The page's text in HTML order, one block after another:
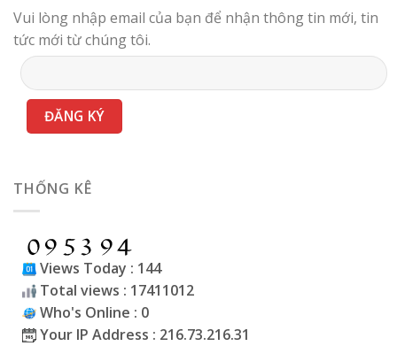
Vui lòng nhập email của bạn để nhận thông tin mới, tin
tức mới từ chúng tôi.
THỐNG KÊ
Views Today : 144
Total views : 17411012
Who's Online : 0
Your IP Address : 216.73.216.31